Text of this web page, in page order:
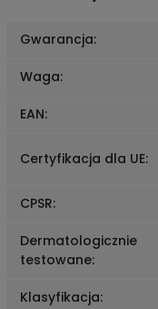
Gwarancja:
Waga:
EAN:
Certyfikacja dla UE:
CPSR:
Dermatologicznie
testowane:
Klasyfikacja: